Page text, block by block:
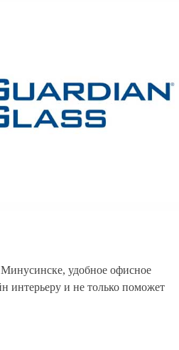
удобное офисное
интерьеру и не только поможет